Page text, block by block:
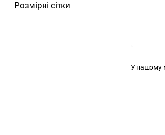
У нашому
Розмірні сітки